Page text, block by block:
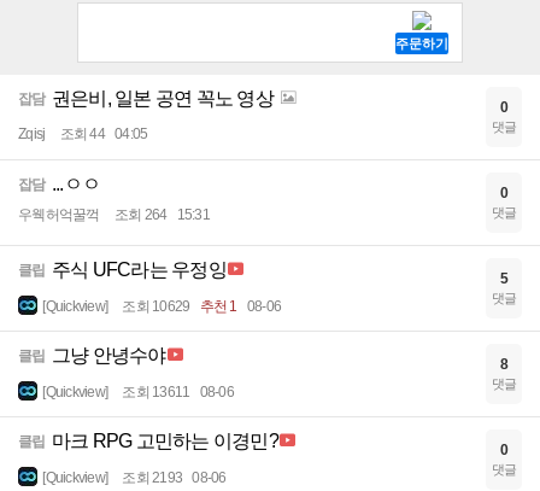
잡담 권은비, 일본 공연 꼭노 영상
Zqisj 조회 44 04:05
0
댓글
잡담 ...ㅇㅇ
우웩허억꿀꺽 조회 264 15:31
0
댓글
클립 주식 UFC라는 우정잉
[Quickview] 조회 10629 추천 1 08-06
5
댓글
클립 그냥 안녕수야
[Quickview] 조회 13611 08-06
8
댓글
클립 마크 RPG 고민하는 이경민?
[Quickview] 조회 2193 08-06
0
댓글